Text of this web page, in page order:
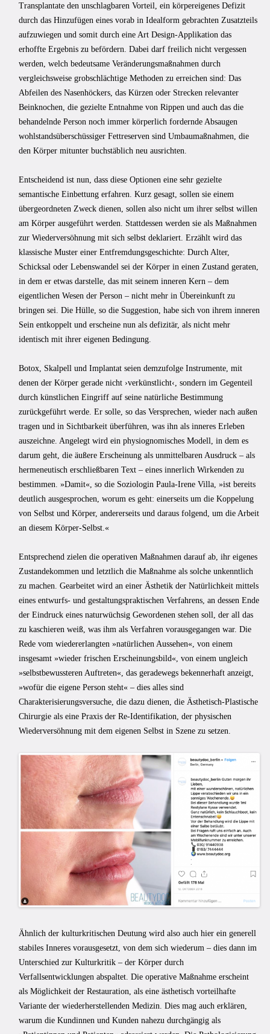
Transplantate den unschlagbaren Vorteil, ein körpereigenes Defizit
durch das Hinzufügen eines vorab in Idealform gebrachten Zusatzteils
aufzuwiegen und somit durch eine Art Design-Applikation das
erhoffte Ergebnis zu befördern. Dabei darf freilich nicht vergessen
werden, welch bedeutsame Veränderungsmaßnahmen durch
vergleichsweise grobschlächtige Methoden zu erreichen sind: Das
Abfeilen des Nasenhöckers, das Kürzen oder Strecken relevanter
Beinknochen, die gezielte Entnahme von Rippen und auch das die
behandelnde Person noch immer körperlich fordernde Absaugen
wohlstandsüberschüssiger Fettreserven sind Umbaumaßnahmen, die
den Körper mitunter buchstäblich neu ausrichten.
Entscheidend ist nun, dass diese Optionen eine sehr gezielte
semantische Einbettung erfahren. Kurz gesagt, sollen sie einem
übergeordneten Zweck dienen, sollen also nicht um ihrer selbst willen
am Körper ausgeführt werden. Stattdessen werden sie als Maßnahmen
zur Wiederversöhnung mit sich selbst deklariert. Erzählt wird das
klassische Muster einer Entfremdungsgeschichte: Durch Alter,
Schicksal oder Lebenswandel sei der Körper in einen Zustand geraten,
in dem er etwas darstelle, das mit seinem inneren Kern – dem
eigentlichen Wesen der Person – nicht mehr in Übereinkunft zu
bringen sei. Die Hülle, so die Suggestion, habe sich von ihrem inneren
Sein entkoppelt und erscheine nun als defizitär, als nicht mehr
identisch mit ihrer eigenen Bedingung.
Botox, Skalpell und Implantat seien demzufolge Instrumente, mit
denen der Körper gerade nicht ›verkünstlicht‹, sondern im Gegenteil
durch künstlichen Eingriff auf seine natürliche Bestimmung
zurückgeführt werde. Er solle, so das Versprechen, wieder nach außen
tragen und in Sichtbarkeit überführen, was ihn als inneres Erleben
auszeichne. Angelegt wird ein physiognomisches Modell, in dem es
darum geht, die äußere Erscheinung als unmittelbaren Ausdruck – als
hermeneutisch erschließbaren Text – eines innerlich Wirkenden zu
bestimmen. »Damit«, so die Soziologin Paula-Irene Villa, »ist bereits
deutlich ausgesprochen, worum es geht: einerseits um die Koppelung
von Selbst und Körper, andererseits und daraus folgend, um die Arbeit
an diesem Körper-Selbst.«
Entsprechend zielen die operativen Maßnahmen darauf ab, ihr eigenes
Zustandekommen und letztlich die Maßnahme als solche unkenntlich
zu machen. Gearbeitet wird an einer Ästhetik der Natürlichkeit mittels
eines entwurfs- und gestaltungspraktischen Verfahrens, an dessen Ende
der Eindruck eines naturwüchsig Gewordenen stehen soll, der all das
zu kaschieren weiß, was ihm als Verfahren vorausgegangen war. Die
Rede vom wiedererlangten »natürlichen Aussehen«, von einem
insgesamt »wieder frischen Erscheinungsbild«, von einem ungleich
»selbstbewussteren Auftreten«, das geradewegs bekennerhaft anzeigt,
»wofür die eigene Person steht« – dies alles sind
Charakterisierungsversuche, die dazu dienen, die Ästhetisch-Plastische
Chirurgie als eine Praxis der Re-Identifikation, der physischen
Wiederversöhnung mit dem eigenen Selbst in Szene zu setzen.
Ähnlich der kulturkritischen Deutung wird also auch hier ein generell
stabiles Inneres vorausgesetzt, von dem sich wiederum – dies dann im
Unterschied zur Kulturkritik – der Körper durch
Verfallsentwicklungen abspaltet. Die operative Maßnahme erscheint
als Möglichkeit der Restauration, als eine ästhetisch vorteilhafte
Variante der wiederherstellenden Medizin. Dies mag auch erklären,
warum die Kundinnen und Kunden nahezu durchgängig als